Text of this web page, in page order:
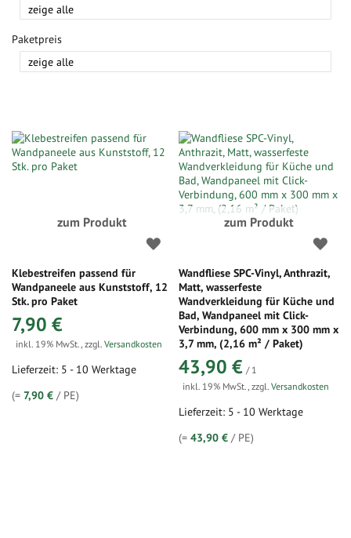
Paketpreis
zum Produkt
Klebestreifen passend für
Wandpaneele aus Kunststoff, 12
Stk. pro Paket
7,90 €
inkl. 19% MwSt., zzgl. Versandkosten
Lieferzeit: 5 - 10 Werktage
(= 7,90 € / PE)
zum Produkt
Wandfliese SPC-Vinyl, Anthrazit,
Matt, wasserfeste
Wandverkleidung für Küche und
Bad, Wandpaneel mit Click-
Verbindung, 600 mm x 300 mm x
3,7 mm, (2,16 m² / Paket)
43,90 € / 1
inkl. 19% MwSt.,zzgl.Versandkosten
Lieferzeit: 5 - 10 Werktage
(=43,90 € / PE)